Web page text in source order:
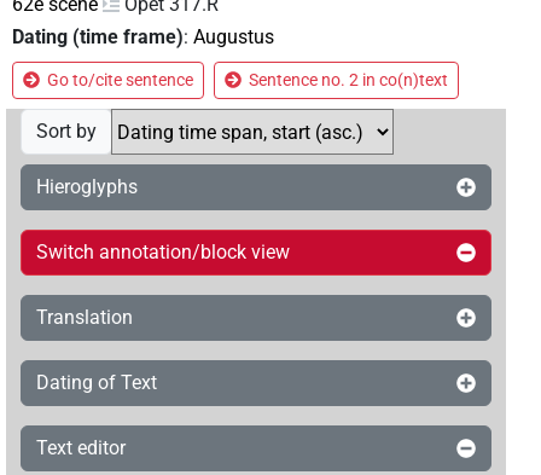
Dating (time frame): Augustus
Go to/cite sentence Sentence no. 2 in co(n)text
Sort by
Hieroglyphs
Switch annotation/block view
Translation
Dating of Text
Text editor